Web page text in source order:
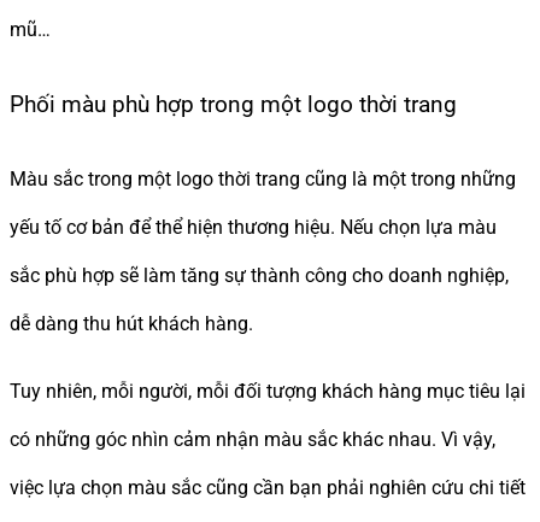
mũ…
Phối màu phù hợp trong một logo thời trang
Màu sắc trong một logo thời trang cũng là một trong những
yếu tố cơ bản để thể hiện thương hiệu. Nếu chọn lựa màu
sắc phù hợp sẽ làm tăng sự thành công cho doanh nghiệp,
dễ dàng thu hút khách hàng.
Tuy nhiên, mỗi người, mỗi đối tượng khách hàng mục tiêu lại
có những góc nhìn cảm nhận màu sắc khác nhau. Vì vậy,
việc lựa chọn màu sắc cũng cần bạn phải nghiên cứu chi tiết